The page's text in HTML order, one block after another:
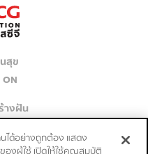
สุข
างฝัน
นได้อย่างถูกต้อง แสดง
องผู้ใช้ เปิดให้ใช้คุณสมบัติ